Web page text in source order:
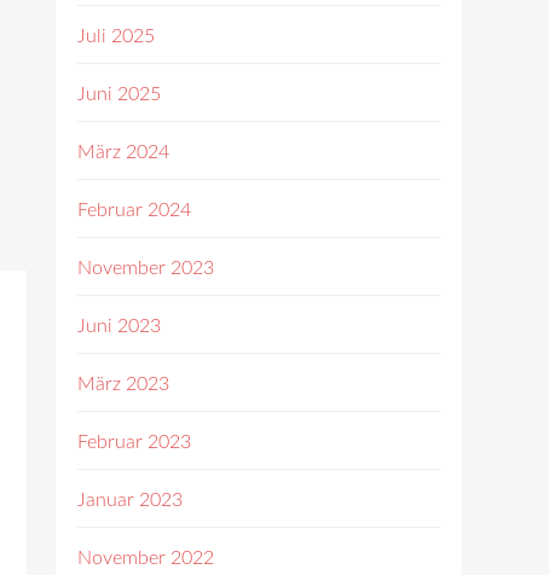
Juli 2025
Juni 2025
März 2024
Februar 2024
November 2023
Juni 2023
März 2023
Februar 2023
Januar 2023
November 2022